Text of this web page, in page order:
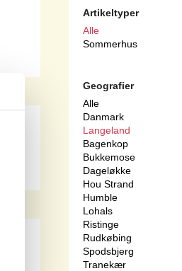
Artikeltyper
Alle
Sommerhus
Geografier
Alle
Danmark
Langeland
Bagenkop
Bukkemose
Dageløkke
Hou Strand
Humble
Lohals
Ristinge
Rudkøbing
Spodsbjerg
Tranekær